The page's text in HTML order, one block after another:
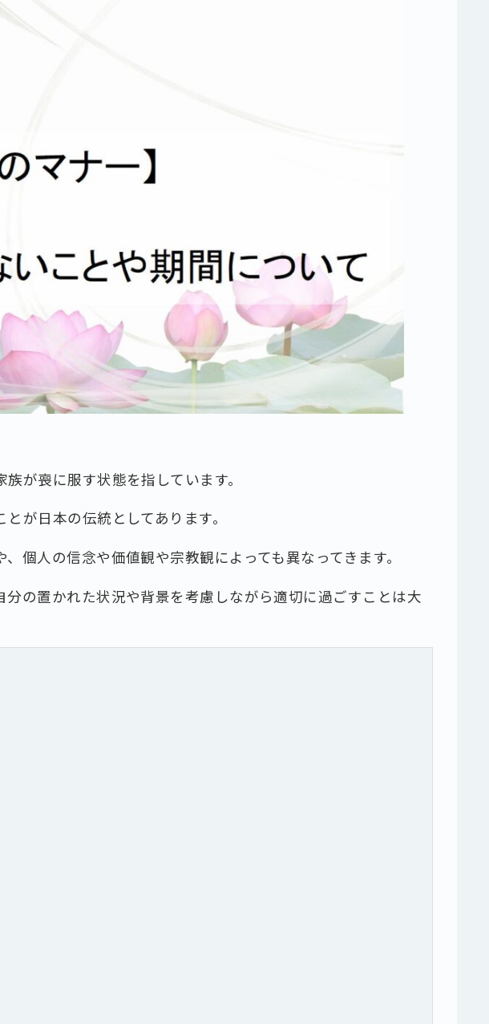
が喪に服す状態を指しています。
が日本の伝統としてあります。
個人の信念や価値観や宗教観によっても異なってきます。
の置かれた状況や背景を考慮しながら適切に過ごすことは大